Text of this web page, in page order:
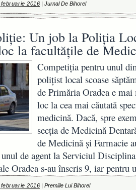
2016 |Jurnal De Bihorel
Un job la Poliţia
la facultăţile de
Competiţia pentru unul
poliţist local scoase
de Primăria Oradea e mai
loc la cea mai căutată
medicină. Dacă, spre
secţia de Medicină
de Medicină şi Farmacie
de agent la Serviciul
Oradea s-au înscris 9, iar
2016 |Premiile Lui Bihorel